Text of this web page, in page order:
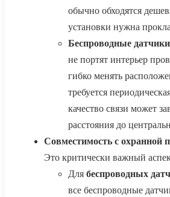
обычно обходятся
установки нужна
Беспроводные датчики
не портят интерьер
гибко менять
требуется
качество связи может
расстояния до
Совместимость с охранной
Это критически важный
Для беспроводных
все беспроводные